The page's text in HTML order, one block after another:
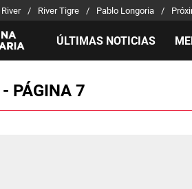
River Tigre Pablo Longoria
ÚLTIMAS NOTICIAS
TORNEOS
PÁGINA 7